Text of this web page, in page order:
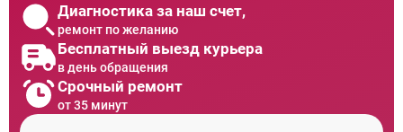
Диагностика за наш счет,
ремонт по желанию
Бесплатный выезд курьера
в день обращения
Срочный ремонт
от 35 минут